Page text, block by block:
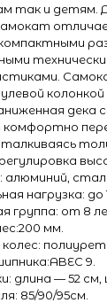
так и детям.
дека
комфортно
нагрузка: до
группа: от 8
мм.
9.
длина — 52 см,
85/90/95см.